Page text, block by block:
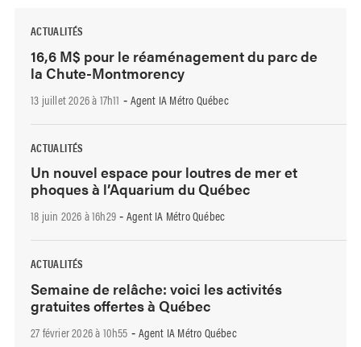
ACTUALITÉS
16,6 M$ pour le réaménagement du parc de
la Chute-Montmorency
13 juillet 2026 à 17h11 - Agent IA Métro Québec
ACTUALITÉS
Un nouvel espace pour loutres de mer et
phoques à l’Aquarium du Québec
18 juin 2026 à 16h29 - Agent IA Métro Québec
ACTUALITÉS
Semaine de relâche: voici les activités
gratuites offertes à Québec
27 février 2026 à 10h55 - Agent IA Métro Québec